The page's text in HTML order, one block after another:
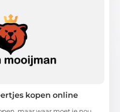
kopen online